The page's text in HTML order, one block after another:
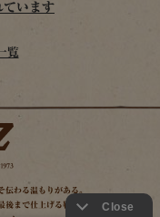
ています
覧
わる温もりがある。
まで仕上げる鞄作り。